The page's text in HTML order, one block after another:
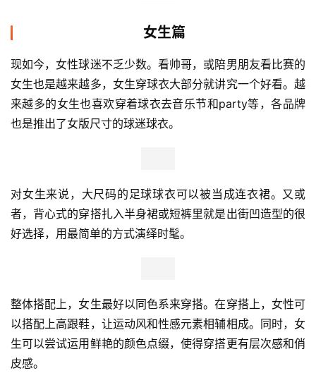
女生篇
现如今，女性球迷不乏少数。看帅哥，或陪男朋友看比赛的
女生也是越来越多，女生穿球衣大部分就讲究一个好看。越
来越多的女生也喜欢穿着球衣去音乐节和party等，各品牌
也是推出了女版尺寸的球迷球衣。
对女生来说，大尺码的足球球衣可以被当成连衣裙。又或
者，背心式的穿搭扎入半身裙或短裤里就是出街凹造型的很
好选择，用最简单的方式演绎时髦。
整体搭配上，女生最好以同色系来穿搭。在穿搭上，女性可
以搭配上高跟鞋，让运动风和性感元素相辅相成。同时，女
生可以尝试运用鲜艳的颜色点缀，使得穿搭更有层次感和俏
皮感。